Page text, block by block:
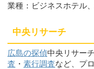
業種：ビジネスホテル
中央リサーチ
広島の探偵中央リサー
査 ・ 素行調査など、プ